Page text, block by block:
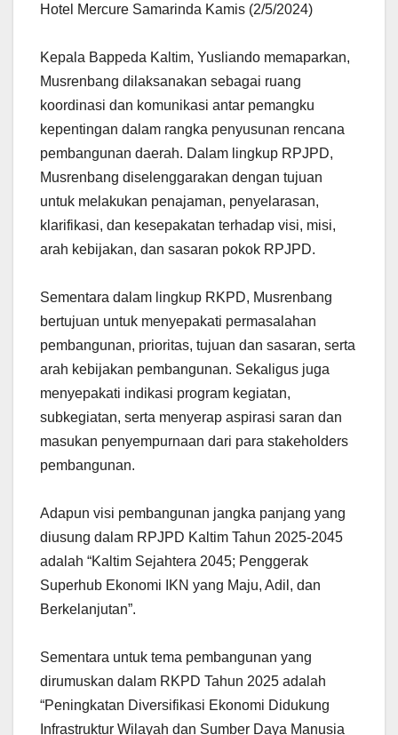
Hotel Mercure Samarinda Kamis (2/5/2024)
Kepala Bappeda Kaltim, Yusliando memaparkan,
Musrenbang dilaksanakan sebagai ruang
koordinasi dan komunikasi antar pemangku
kepentingan dalam rangka penyusunan rencana
pembangunan daerah. Dalam lingkup RPJPD,
Musrenbang diselenggarakan dengan tujuan
untuk melakukan penajaman, penyelarasan,
klarifikasi, dan kesepakatan terhadap visi, misi,
arah kebijakan, dan sasaran pokok RPJPD.
Sementara dalam lingkup RKPD, Musrenbang
bertujuan untuk menyepakati permasalahan
pembangunan, prioritas, tujuan dan sasaran, serta
arah kebijakan pembangunan. Sekaligus juga
menyepakati indikasi program kegiatan,
subkegiatan, serta menyerap aspirasi saran dan
masukan penyempurnaan dari para stakeholders
pembangunan.
Adapun visi pembangunan jangka panjang yang
diusung dalam RPJPD Kaltim Tahun 2025-2045
adalah “Kaltim Sejahtera 2045; Penggerak
Superhub Ekonomi IKN yang Maju, Adil, dan
Berkelanjutan”.
Sementara untuk tema pembangunan yang
dirumuskan dalam RKPD Tahun 2025 adalah
“Peningkatan Diversifikasi Ekonomi Didukung
Infrastruktur Wilayah dan Sumber Daya Manusia